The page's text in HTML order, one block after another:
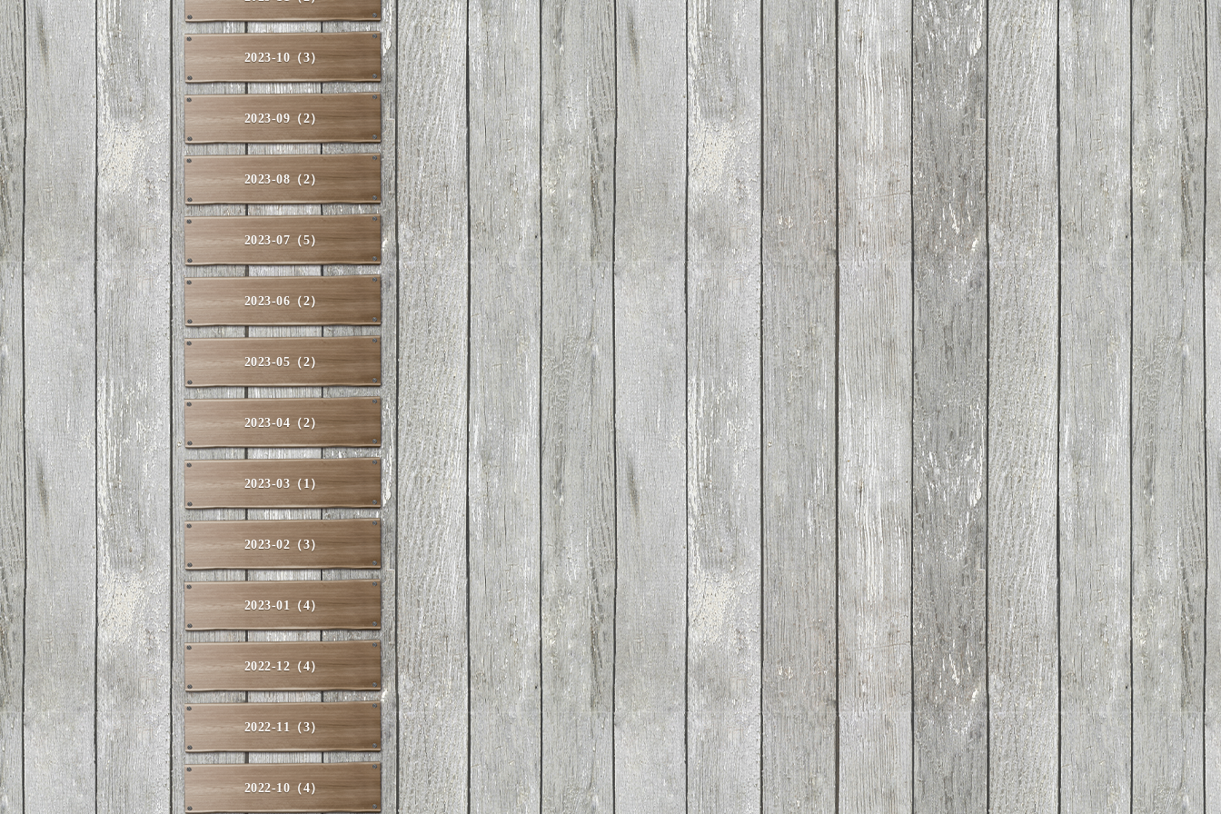
2023-10（3）
2023-09（2）
2023-08（2）
2023-07（5）
2023-06（2）
2023-05（2）
2023-04（2）
2023-03（1）
2023-02（3）
2023-01（4）
2022-12（4）
2022-11（3）
2022-10（4）